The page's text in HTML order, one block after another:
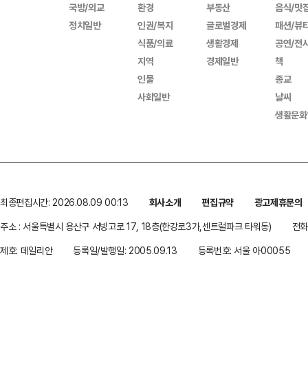
국방/외교
정치일반
환경
인권/복지
식품/의료
지역
인물
사회일반
부동산
글로벌경제
생활경제
경제일반
음식/맛
패션/뷰
공연/전
책
종교
날씨
생활문
최종편집시간: 2026.08.09 00:13 회사소개 편집규약
광고제휴문의
주소 : 서울특별시 용산구 서빙고로 17, 18층(한강로3가,센트럴파크 타워동)
전
제호: 데일리안
등록일/발행일: 2005.09.13 등록번호: 서울 아00055